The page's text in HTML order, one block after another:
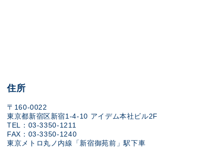
住所
〒160-0022
東京都新宿区新宿1-4-10 アイデム本社ビル2F
TEL：03-3350-1211
FAX：03-3350-1240
東京メトロ丸ノ内線「新宿御苑前」駅下車